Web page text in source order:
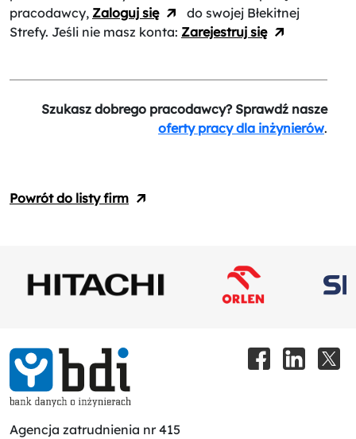
pracodawcy, Zaloguj się
do swojej Błekitnej
Strefy. Jeśli nie masz konta: Zarejestruj się
Szukasz dobrego pracodawcy? Sprawdź nasze
oferty pracy dla inżynierów.
Powrót do listy firm
Agencja zatrudnienia nr 415